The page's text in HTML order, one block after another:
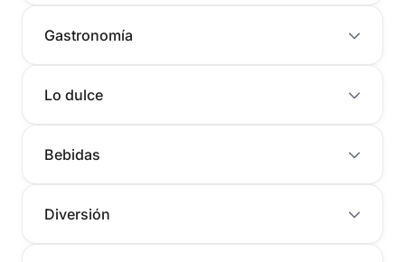
Gastronomía
Lo dulce
Bebidas
Diversión